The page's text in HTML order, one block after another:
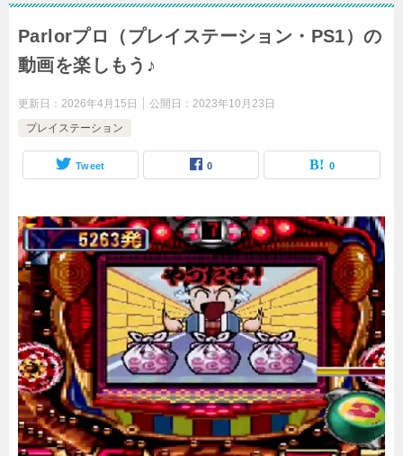
Parlorプロ（プレイステーション・PS1）の
動画を楽しもう♪
更新日： 2026年4月15日 公開日： 2023年10月23日
プレイステーション
Tweet 0 0